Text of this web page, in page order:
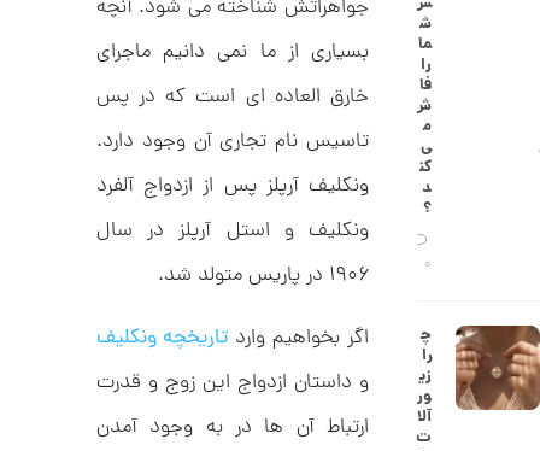
جواهراتش شناخته می شود. آنچه
بسیاری از ما نمی دانیم ماجرای
خارق العاده ای است که در پس
تاسیس نام تجاری آن وجود دارد.
ونکلیف آرپلز پس از ازدواج آلفرد
ونکلیف و استل آرپلز در سال
۱۹۰۶ در پاریس متولد شد.
اگر بخواهیم وارد تاریخچه ونکلیف
و داستان ازدواج این زوج و قدرت
ارتباط آن ها در به وجود آمدن
ش
ما
را
فا
ش
م
ی‌
کن
د
؟
0
چ
را
زی
ور
آلا
ت
ط
ل
ا
ا
ز
ک
ل
ش
م
ا
ل
ک
د
C
9
,
8
9
3
,
0
0
و
م
ا